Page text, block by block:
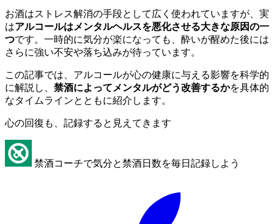
お酒はストレス解消の手段として広く使われていますが、実
はアルコールはメンタルヘルスを悪化させる大きな原因の一
つです。一時的に気分が楽になっても、酔いが醒めた後には
さらに強い不安や落ち込みが待っています。
この記事では、アルコールが心の健康に与える影響を科学的
に解説し、 禁酒によってメンタルがどう改善するかを具体的
なタイムラインとともに紹介します。
心の回復も、記録すると見えてきます
禁酒コーチで気分と禁酒日数を毎日記録しよう